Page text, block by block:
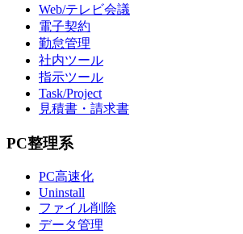
Web/テレビ会議
電子契約
勤怠管理
社内ツール
指示ツール
Task/Project
見積書・請求書
PC整理系
PC高速化
Uninstall
ファイル削除
データ管理